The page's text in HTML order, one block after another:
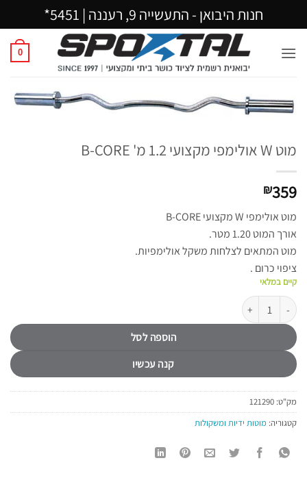
חנות היבואן - התעשייה 9, רעננה | 5451*
0
מוט W אולימפי מקצועי 1.2 מ' B-CORE
₪359
מוט אולימפי W מקצועי B-CORE
אורך המוט 1.20 מטר.
מוט המתאים לצלחות משקל אולימפיות.
ציפוי כרום .
קיים במלאי
כמות של מוט W אולימפי מקצועי 1.2 מ' B-CORE
הוספה לסל
קנה עכשיו
מק"ט: 121290
קטגוריה: מוטות ידיות ומשקולות